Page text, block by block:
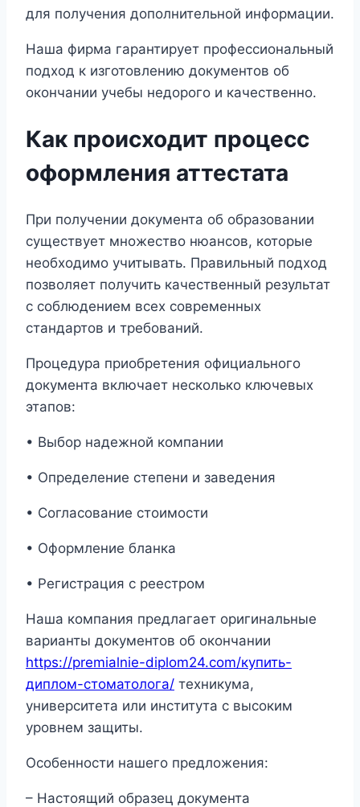
для получения дополнительной информации.
Наша фирма гарантирует профессиональный
подход к изготовлению документов об
окончании учебы недорого и качественно.
Как происходит процесс
оформления аттестата
При получении документа об образовании
существует множество нюансов, которые
необходимо учитывать. Правильный подход
позволяет получить качественный результат
с соблюдением всех современных
стандартов и требований.
Процедура приобретения официального
документа включает несколько ключевых
этапов:
• Выбор надежной компании
• Определение степени и заведения
• Согласование стоимости
• Оформление бланка
• Регистрация с реестром
Наша компания предлагает оригинальные
варианты документов об окончании
https://premialnie-diplom24.com/купить-
диплом-стоматолога/ техникума,
университета или института с высоким
уровнем защиты.
Особенности нашего предложения:
– Настоящий образец документа